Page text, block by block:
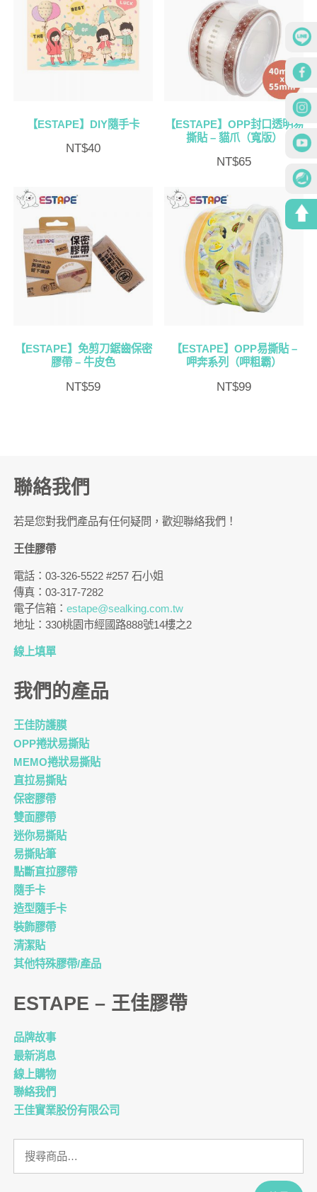
【ESTAPE】DIY隨手卡
NT$40
【ESTAPE】OPP封口透明易
撕貼 – 貓爪（寬版）
NT$65
【ESTAPE】免剪刀鋸齒保密
膠帶 – 牛皮色
NT$59
【ESTAPE】OPP易撕貼 –
呷奔系列（呷粗霸）
NT$99
聯絡我們
若是您對我們產品有任何疑問，歡迎聯絡我們！
王佳膠帶
電話：03-326-5522 #257 石小姐
傳真：03-317-7282
電子信箱：estape@sealking.com.tw
地址：330桃園市經國路888號14樓之2
線上填單
我們的產品
王佳防護膜
OPP捲狀易撕貼
MEMO捲狀易撕貼
直拉易撕貼
保密膠帶
雙面膠帶
迷你易撕貼
易撕貼筆
點斷直拉膠帶
隨手卡
造型隨手卡
裝飾膠帶
清潔貼
其他特殊膠帶/產品
ESTAPE – 王佳膠帶
品牌故事
最新消息
線上購物
聯絡我們
王佳實業股份有限公司